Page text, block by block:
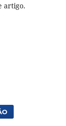
artigo.